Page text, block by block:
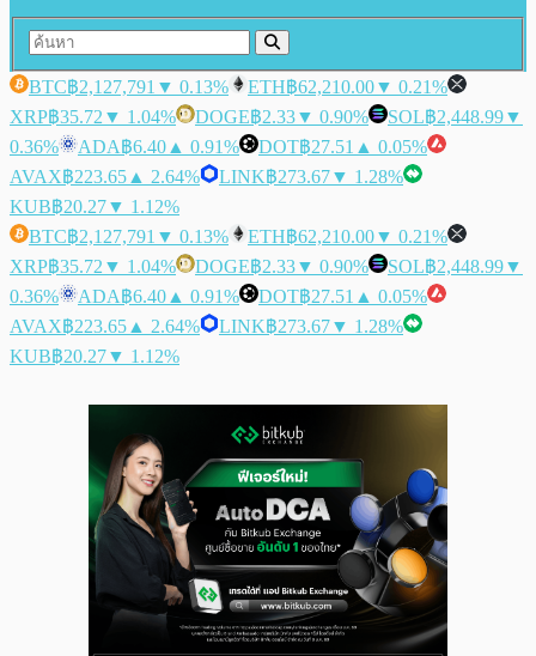
BTC฿2,127,791 ▼ 0.13% ETH฿62,210.00▼ 0.21%
XRP฿35.72 ▼ 1.04% DOGE฿2.33▼ 0.90% SOL฿2,448.99▼
0.36%
ADA฿6.40 ▲ 0.91% DOT฿27.51 ▲ 0.05%
AVAX฿223.65 ▲ 2.64% LINK฿273.67▼ 1.28%
KUB฿20.27▼ 1.12%
BTC฿2,127,791 ▼ 0.13% ETH฿62,210.00▼ 0.21%
XRP฿35.72 ▼ 1.04% DOGE฿2.33▼ 0.90% SOL฿2,448.99▼
0.36%
ADA฿6.40 ▲ 0.91% DOT฿27.51 ▲ 0.05%
AVAX฿223.65 ▲ 2.64% LINK฿273.67▼ 1.28%
KUB฿20.27▼ 1.12%